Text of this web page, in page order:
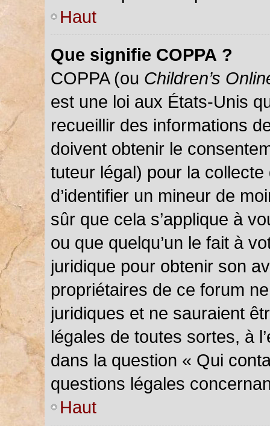
Haut
Que signifie COPPA ?
COPPA (ou Children’s
est une loi aux États-Unis
recueillir des informations
doivent obtenir le
tuteur légal) pour la
d’identifier un mineur de
sûr que cela s’applique à
ou que quelqu’un le fait à
juridique pour obtenir son
propriétaires de ce forum
juridiques et ne sauraient
légales de toutes sortes, à
dans la question « Qui
questions légales
Haut